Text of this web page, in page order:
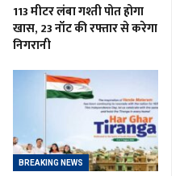
113 मीटर लंबा गश्ती पोत होगा
खास, 23 नॉट की रफ्तार से करेगा
निगरानी
BREAKING NEWS